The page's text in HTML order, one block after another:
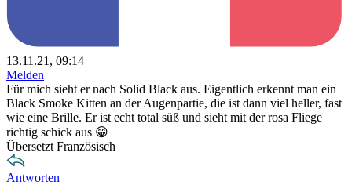
13.11.21, 09:14
Melden
Für mich sieht er nach Solid Black aus. Eigentlich erkennt man ein
Black Smoke Kitten an der Augenpartie, die ist dann viel heller, fast
wie eine Brille. Er ist echt total süß und sieht mit der rosa Fliege
richtig schick aus 😁
Übersetzt Französisch
Antworten